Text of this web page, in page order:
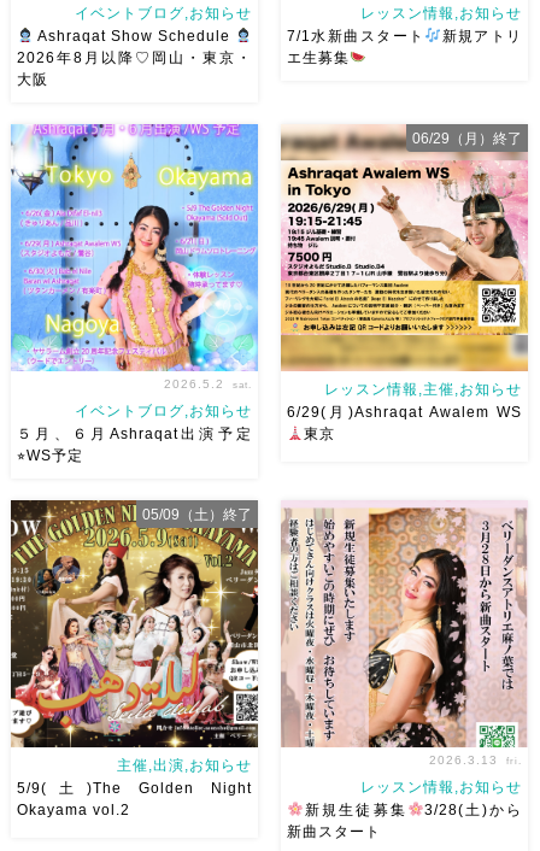
です♡皆様にお会いできますよ
うに
ご予約はメッセージく
ださい
お待ちしています
Ashraqat Show Schedule
岡山・8/22(土) […]
イベントブログ,お知らせ
Ashraqat Show Schedule
2026年8月以降♡岡山・東京・
大阪
せんか？7/1水より新曲スター
ト
日焼けせずに街中で身
体を動かせる
音楽とともに
踊ることでリフレッシュ
表
現することで違う自分になれる
などなど ₊˚ […]
レッスン情報,お知らせ
7/1水新曲スタート
新規アトリ
エ生募集
５月、６月Ashraqat出演予定
とWS予定まとめました
みな
さんにたくさんお会いできます
ように
2026.5.2 sat.
イベントブログ,お知らせ
５月、６月Ashraqat出演予定
⭐︎WS予定
Ashraqat Awalem WSを
6/29(月)に開催させていただき
ます
最近東京
で踊らせ
ていただくようになり
レッス
ンを受けたいとのありがたすぎ
るお声をいただくようになりま
した
第 […]
レッスン情報,主催,お知らせ
6/29(月)Ashraqat Awalem WS
東京
06/29（月）終了
主催,出演,お知らせ
5/9(土)The Golden Night
Okayama vol.2
05/09（土）終了
2026.3.13 fri.
レッスン情報,お知らせ
新規生徒募集
3/28(土)から
新曲スタート